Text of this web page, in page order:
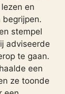
en
begrijpen.
stempel
adviseerde
te gaan.
een
ze toonde